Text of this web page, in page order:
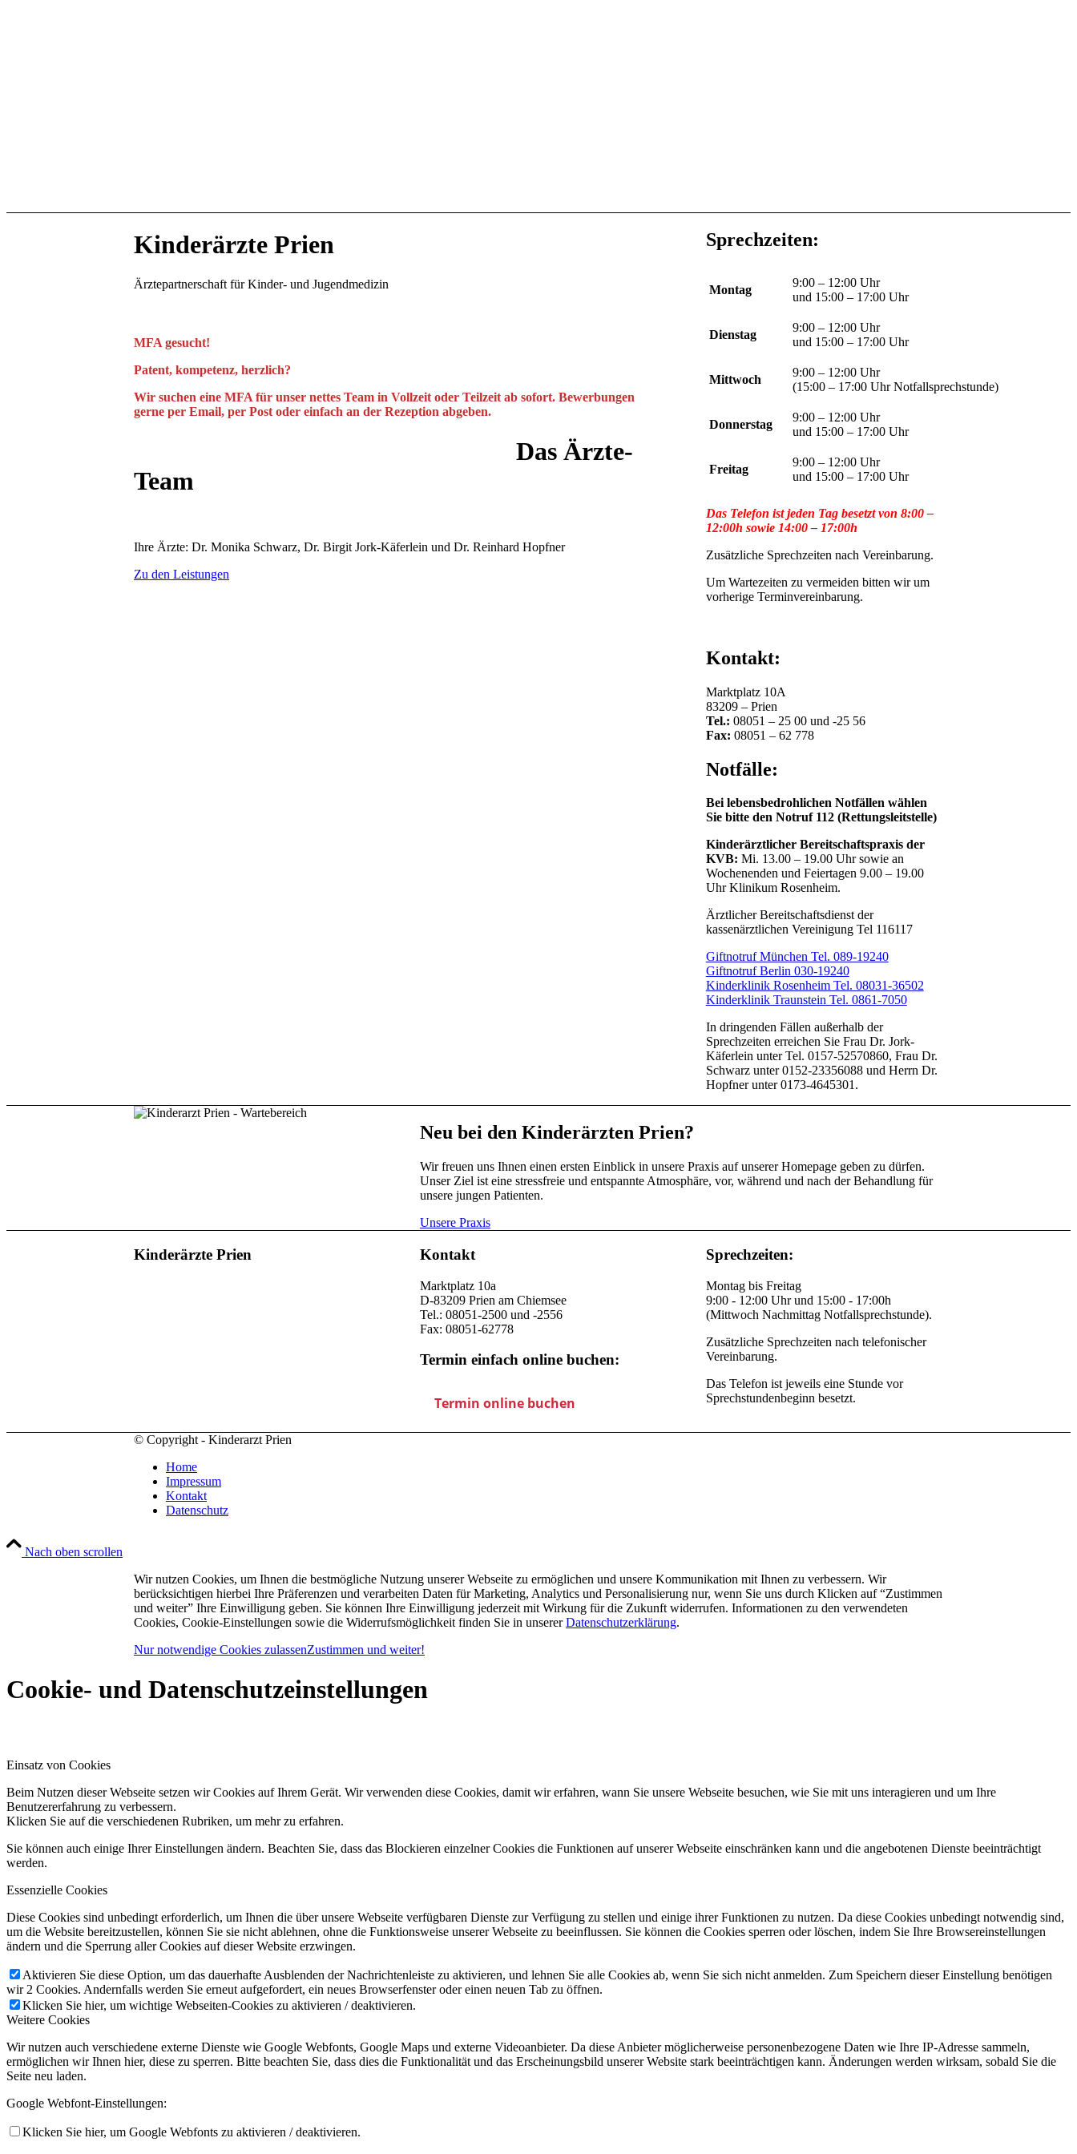
Kinderärzte Prien
Ärztepartnerschaft für Kinder- und Jugendmedizin
MFA gesucht!
Patent, kompetenz, herzlich?
Wir suchen eine MFA für unser nettes Team in Vollzeit oder Teilzeit ab sofort. Bewerbungen
gerne per Email, per Post oder einfach an der Rezeption abgeben.
Das Ärzte-
Team
Ihre Ärzte: Dr. Monika Schwarz, Dr. Birgit Jork-Käferlein und Dr. Reinhard Hopfner
Zu den Leistungen
Sprechzeiten:
Montag
9:00 – 12:00 Uhr
und 15:00 – 17:00 Uhr
Dienstag
9:00 – 12:00 Uhr
und 15:00 – 17:00 Uhr
Mittwoch
9:00 – 12:00 Uhr
(15:00 – 17:00 Uhr Notfallsprechstunde)
Donnerstag
9:00 – 12:00 Uhr
und 15:00 – 17:00 Uhr
Freitag
9:00 – 12:00 Uhr
und 15:00 – 17:00 Uhr
Das Telefon ist jeden Tag besetzt von 8:00 –
12:00h sowie 14:00 – 17:00h
Zusätzliche Sprechzeiten nach Vereinbarung.
Um Wartezeiten zu vermeiden bitten wir um
vorherige Terminvereinbarung.
Kontakt:
Marktplatz 10A
83209 – Prien
Tel.: 08051 – 25 00 und -25 56
Fax: 08051 – 62 778
Notfälle:
Bei lebensbedrohlichen Notfällen wählen
Sie bitte den Notruf 112 (Rettungsleitstelle)
Kinderärztlicher Bereitschaftspraxis der
KVB: Mi. 13.00 – 19.00 Uhr sowie an
Wochenenden und Feiertagen 9.00 – 19.00
Uhr Klinikum Rosenheim.
Ärztlicher Bereitschaftsdienst der
kassenärztlichen Vereinigung Tel 116117
Giftnotruf München Tel. 089-19240
Giftnotruf Berlin 030-19240
Kinderklinik Rosenheim Tel. 08031-36502
Kinderklinik Traunstein Tel. 0861-7050
In dringenden Fällen außerhalb der
Sprechzeiten erreichen Sie Frau Dr. Jork-
Käferlein unter Tel. 0157-52570860, Frau Dr.
Schwarz unter 0152-23356088 und Herrn Dr.
Hopfner unter 0173-4645301.
Neu bei den Kinderärzten Prien?
Wir freuen uns Ihnen einen ersten Einblick in unsere Praxis auf unserer Homepage geben zu dürfen.
Unser Ziel ist eine stressfreie und entspannte Atmosphäre, vor, während und nach der Behandlung für
unsere jungen Patienten.
Unsere Praxis
Kinderärzte Prien Kontakt
Marktplatz 10a
D-83209 Prien am Chiemsee
Tel.: 08051-2500 und -2556
Fax: 08051-62778
Termin einfach online buchen:
Termin online buchen
Sprechzeiten:
Montag bis Freitag
9:00 - 12:00 Uhr und 15:00 - 17:00h
(Mittwoch Nachmittag Notfallsprechstunde).
Zusätzliche Sprechzeiten nach telefonischer
Vereinbarung.
Das Telefon ist jeweils eine Stunde vor
Sprechstundenbeginn besetzt.
© Copyright - Kinderarzt Prien
Home
Impressum
Kontakt
Datenschutz
Nach oben scrollen
Wir nutzen Cookies, um Ihnen die bestmögliche Nutzung unserer Webseite zu ermöglichen und unsere Kommunikation mit Ihnen zu verbessern. Wir
berücksichtigen hierbei Ihre Präferenzen und verarbeiten Daten für Marketing, Analytics und Personalisierung nur, wenn Sie uns durch Klicken auf “Zustimmen
und weiter” Ihre Einwilligung geben. Sie können Ihre Einwilligung jederzeit mit Wirkung für die Zukunft widerrufen. Informationen zu den verwendeten
Cookies, Cookie-Einstellungen sowie die Widerrufsmöglichkeit finden Sie in unsererDatenschutzerklärung.
Nur notwendige Cookies zulassenZustimmen und weiter!
Cookie- und Datenschutzeinstellungen
Einsatz von Cookies
Beim Nutzen dieser Webseite setzen wir Cookies auf Ihrem Gerät. Wir verwenden diese Cookies, damit wir erfahren, wann Sie unsere Webseite besuchen, wie Sie mit uns interagieren und um Ihre
Benutzererfahrung zu verbessern.
Klicken Sie auf die verschiedenen Rubriken, um mehr zu erfahren.
Sie können auch einige Ihrer Einstellungen ändern. Beachten Sie, dass das Blockieren einzelner Cookies die Funktionen auf unserer Webseite einschränken kann und die angebotenen Dienste beeinträchtigt
werden.
Essenzielle Cookies
Diese Cookies sind unbedingt erforderlich, um Ihnen die über unsere Webseite verfügbaren Dienste zur Verfügung zu stellen und einige ihrer Funktionen zu nutzen. Da diese Cookies unbedingt notwendig sind,
um die Website bereitzustellen, können Sie sie nicht ablehnen, ohne die Funktionsweise unserer Webseite zu beeinflussen. Sie können die Cookies sperren oder löschen, indem Sie Ihre Browsereinstellungen
ändern und die Sperrung aller Cookies auf dieser Website erzwingen.
Aktivieren Sie diese Option, um das dauerhafte Ausblenden der Nachrichtenleiste zu aktivieren, und lehnen Sie alle Cookies ab, wenn Sie sich nicht anmelden. Zum Speichern dieser Einstellung benötigen
wir 2 Cookies. Andernfalls werden Sie erneut aufgefordert, ein neues Browserfenster oder einen neuen Tab zu öffnen.
Klicken Sie hier, um wichtige Webseiten-Cookies zu aktivieren / deaktivieren.
Weitere Cookies
Wir nutzen auch verschiedene externe Dienste wie Google Webfonts, Google Maps und externe Videoanbieter. Da diese Anbieter möglicherweise personenbezogene Daten wie Ihre IP-Adresse sammeln,
ermöglichen wir Ihnen hier, diese zu sperren. Bitte beachten Sie, dass dies die Funktionalität und das Erscheinungsbild unserer Website stark beeinträchtigen kann. Änderungen werden wirksam, sobald Sie die
Seite neu laden.
Google Webfont-Einstellungen:
Klicken Sie hier, um Google Webfonts zu aktivieren / deaktivieren.